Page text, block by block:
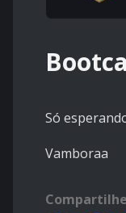
Só
Vamboraa
Compartilhe